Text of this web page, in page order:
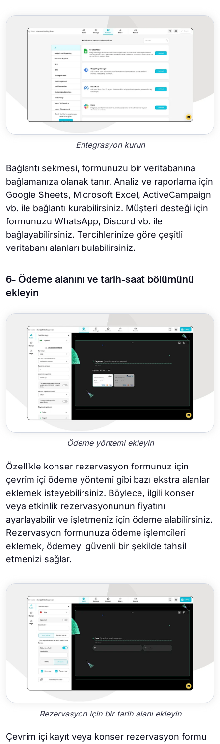
Entegrasyon kurun
Bağlantı sekmesi, formunuzu bir veritabanına
bağlamanıza olanak tanır. Analiz ve raporlama için
Google Sheets, Microsoft Excel, ActiveCampaign
vb. ile bağlantı kurabilirsiniz. Müşteri desteği için
formunuzu WhatsApp, Discord vb. ile
bağlayabilirsiniz. Tercihlerinize göre çeşitli
veritabanı alanları bulabilirsiniz.
6- Ödeme alanını ve tarih-saat bölümünü
ekleyin
Ödeme yöntemi ekleyin
Özellikle konser rezervasyon formunuz için
çevrim içi ödeme yöntemi gibi bazı ekstra alanlar
eklemek isteyebilirsiniz. Böylece, ilgili konser
veya etkinlik rezervasyonunun fiyatını
ayarlayabilir ve işletmeniz için ödeme alabilirsiniz.
Rezervasyon formunuza ödeme işlemcileri
eklemek, ödemeyi güvenli bir şekilde tahsil
etmenizi sağlar.
Rezervasyon için bir tarih alanı ekleyin
Çevrim içi kayıt veya konser rezervasyon formu